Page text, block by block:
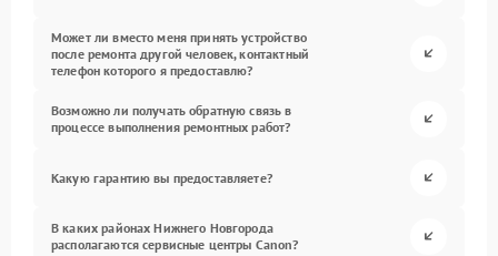
Может ли вместо меня принять устройство
после ремонта другой человек, контактный
телефон которого я предоставлю?
Возможно ли получать обратную связь в
процессе выполнения ремонтных работ?
Какую гарантию вы предоставляете?
В каких районах Нижнего Новгорода
располагаются сервисные центры Canon?